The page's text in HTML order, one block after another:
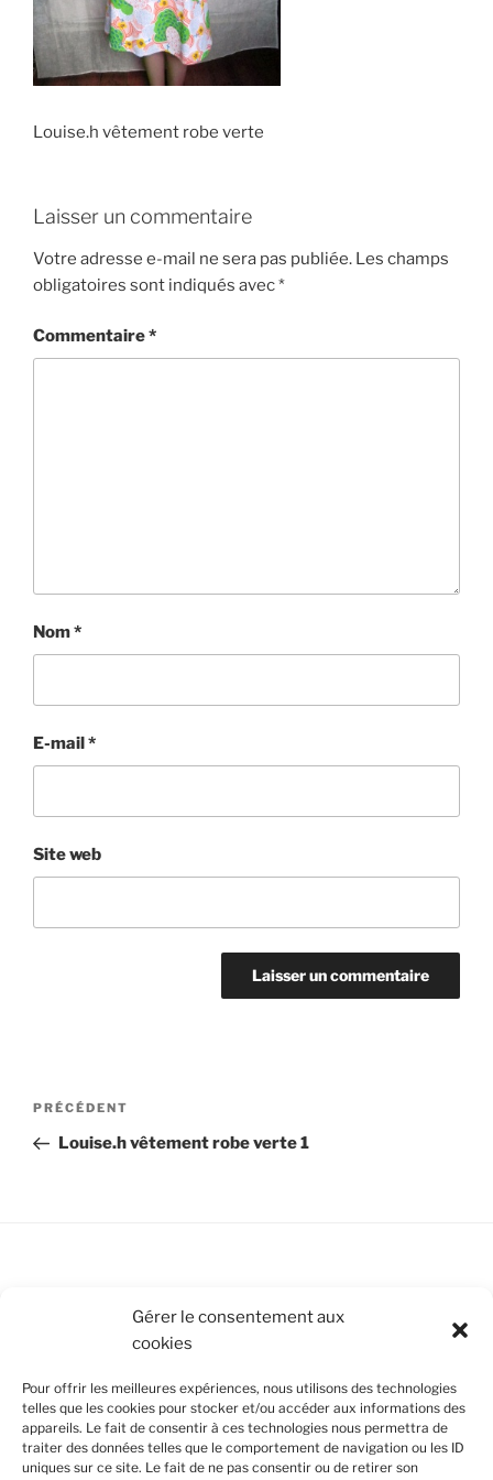
Gérer le consentement aux
cookies
Pour offrir les meilleures expériences, nous utilisons des technologies
telles que les cookies pour stocker et/ou accéder aux informations des
appareils. Le fait de consentir à ces technologies nous permettra de
traiter des données telles que le comportement de navigation ou les ID
uniques sur ce site. Le fait de ne pas consentir ou de retirer son
Louise.h vêtement robe verte
Laisser un commentaire
Votre adresse e-mail ne sera pas publiée. Les champs
obligatoires sont indiqués avec*
Commentaire*
Nom*
E-mail *
Site web
Navigation
l’article
Article
précédent
PRÉCÉDENT
Louise.h vêtement robe verte 1
Conditions Générales de Vente
Mentions légales
Politique de cookies (UE)